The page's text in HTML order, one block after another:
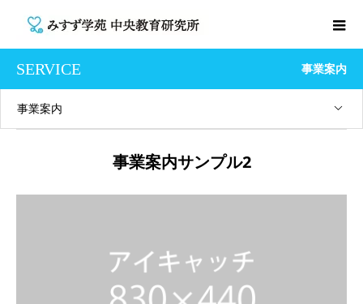
SERVICE 事業案内
事業案内
事業案内サンプル2